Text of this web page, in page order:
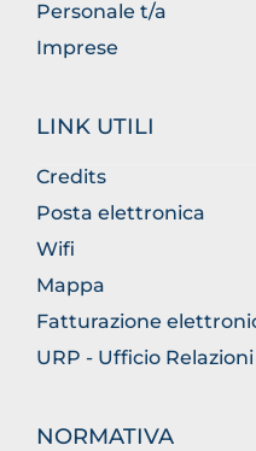
Personale t/a
Imprese
LINK UTILI
Credits
Posta elettronica
Wifi
Mappa
Fatturazione
URP - Ufficio
NORMATIVA